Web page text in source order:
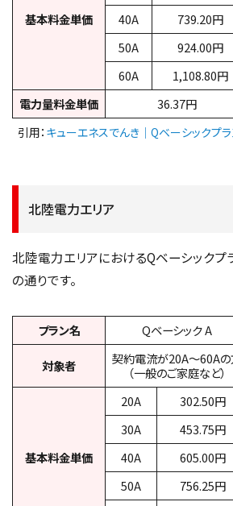
基本料金単価
40A
739.20円
50A
924.00円
60A
1,108.80円
電力量料金単価
36.37円
引用： キューエネスでんき｜Qベーシックプ
北陸電力エリア
北陸電力エリアにおけるQベーシックプ
の通りです。
プラン名 Qベーシック A
対象者
契約電流が20A～60A
（一般のご家庭など）
基本料金単価
20A 302.50円
30A
453.75円
40A
605.00円
50A
756.25円